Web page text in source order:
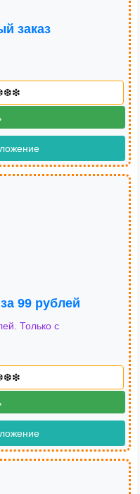
заказ
99 рублей
Только с